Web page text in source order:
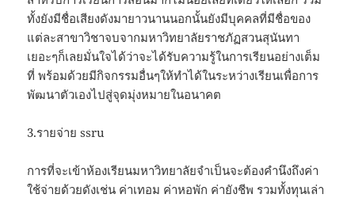
ทั้งยังมีชื่อเสียงดังมายาวนานนอกนั้นยังมีบุคคลที่มีชื่อของ
แต่ละสาขาวิชาจบจากมหาวิทยาลัยราชภัฏสวนสุนันทา
เยอะๆก็เลยมั่นใจได้ว่าจะได้รับความรู้ในการเรียนอย่างเต็ม
ที่ พร้อมด้วยมีกิจกรรมอื่นๆให้ทำได้ในระหว่างเรียนเพื่อการ
พัฒนาตัวเองไปสู่จุดมุ่งหมายในอนาคต
3.รายจ่าย ssru
การที่จะเข้าห้องเรียนมหาวิทยาลัยจำเป็นจะต้องคำนึงถึงค่า
ใช้จ่ายด้วยดังเช่น ค่าเทอม ค่าหอพัก ค่ายังชีพ รวมทั้งทุนเล่า